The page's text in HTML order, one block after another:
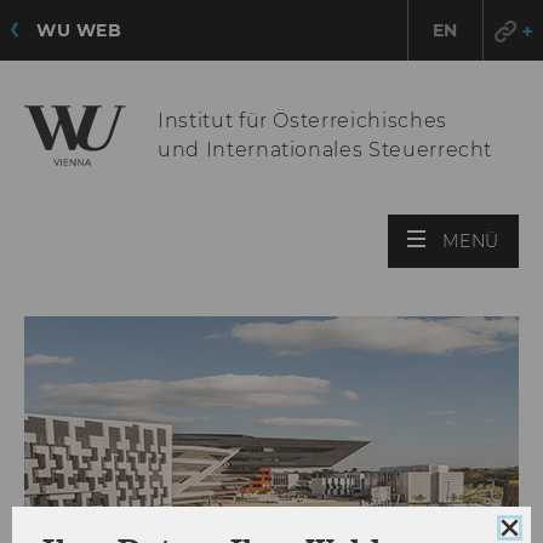
WU WEB EN
Institut für Österreichisches
und Internationales Steuerrecht
MENÜ